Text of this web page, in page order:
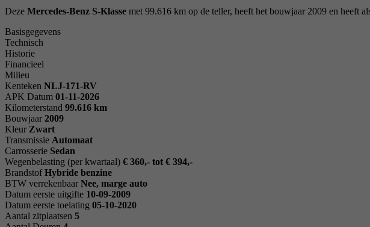
Deze Mercedes-Benz S-Klasse met 99.616 km op de teller, heeft het bouwjaar 2009 en heeft
Basisgegevens
Technisch
Historie
Financieel
Milieu
Kenteken NLJ-171-RV
APK Datum 01-11-2026
Kilometerstand 99.616 km
Bouwjaar 2009
Kleur Zwart
Transmissie Automaat
Carrosserie Sedan
Wegenbelasting (per kwartaal) € 360,- tot € 394,-
Brandstof Hybride benzine
BTW verrekenbaar Nee, marge auto
Datum eerste uitgifte 10-09-2009
Datum eerste toelating 05-10-2020
Aantal zitplaatsen 5